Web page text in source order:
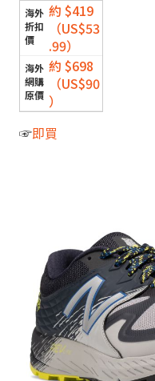
約 $419
（US$53
.99）
約 $698
（US$90
）
☞即買